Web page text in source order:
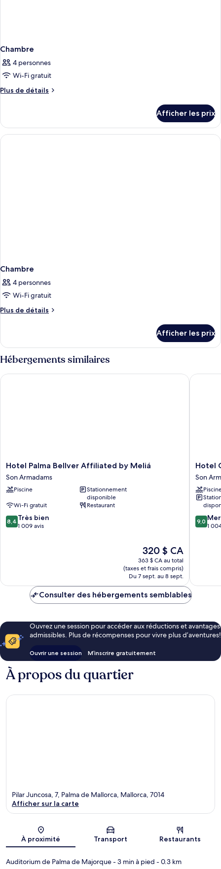
Chambre
4 personnes
Wi-Fi gratuit
Plus de détails
Plus
Chambre
Afficher les prix
Chambre
4 personnes
Wi-Fi gratuit
Plus de détails
Plus
Chambre
Afficher les prix
Hébergements similaires
Hotel
Palma
Bellver
Affiliated
Meliá
Son
Armadams
Hotel Palma Bellver Affiliated by Meliá
Son Armadams
Piscine
Stationnement
disponible
Wi-Fi gratuit
Restaurant
8.4
sur
8,4 Très bien
1 009 avis
Le
prix
est
de
320 $ CA
320 $ CA
363 $ CA au total
(taxes et frais compris)
Du 7 sept. au 8 sept.
Hotel Palma Bellver Affiliated by Meliá
Hotel
Costa
Azul
Son
Hotel
Son
9.0
sur
9,0
1
Hotel
Consulter des hébergements semblables
Ouvrez une session pour accéder aux réductions et avantages
admissibles. Plus de récompenses pour vivre plus d’aventures!
Ouvrir une session M’inscrire gratuitement
À propos du quartier
Carte
Pilar Juncosa, 7, Palma de Mallorca, Mallorca, 7014
Afficher sur la carte
À proximité Transport Restaurants
Auditorium de Palma de Majorque- 3 min à pied - 0.3 km